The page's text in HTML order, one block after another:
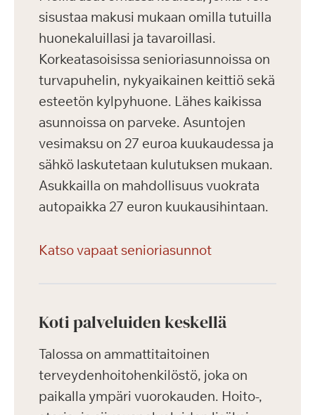
sisustaa makusi mukaan omilla tutuilla
huonekaluillasi ja tavaroillasi.
Korkeatasoisissa senioriasunnoissa on
turvapuhelin, nykyaikainen keittiö sekä
esteetön kylpyhuone. Lähes kaikissa
asunnoissa on parveke. Asuntojen
vesimaksu on 27 euroa kuukaudessa ja
sähkö laskutetaan kulutuksen mukaan.
Asukkailla on mahdollisuus vuokrata
autopaikka 27 euron kuukausihintaan.
Katso vapaat senioriasunnot
Koti palveluiden keskellä
Talossa on ammattitaitoinen
terveydenhoitohenkilöstö, joka on
paikalla ympäri vuorokauden. Hoito-,